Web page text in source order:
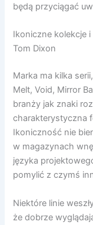
będą przyciągać
Ikoniczne kolekcje
Tom Dixon
Marka ma kilka
Melt, Void, Mirror
branży jak znaki
charakterystyczna
Ikoniczność nie
w magazynach
języka
pomylić z czymś
Niektóre linie
że dobrze